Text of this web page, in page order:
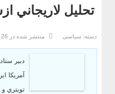
تحليل لاريجاني
دسته: سیاسی منتشر شده در 26 بهمن 1389
دبير
آمريكا
تويتري